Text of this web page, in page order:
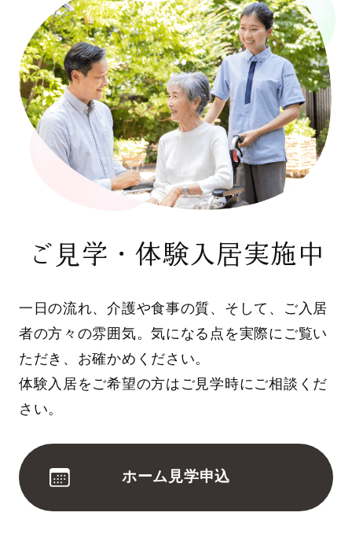
ご見学・体験入居実施中
一日の流れ、介護や食事の質、そして、ご入居
者の方々の雰囲気。気になる点を実際にご覧い
ただき、お確かめください。
体験入居をご希望の方はご見学時にご相談くだ
さい。
ホーム見学申込